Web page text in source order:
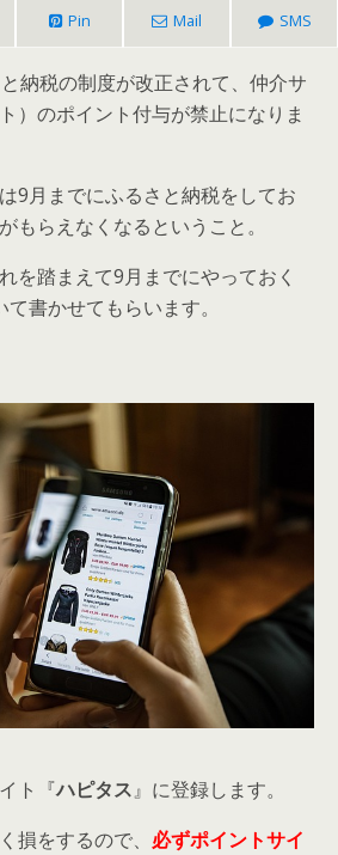
Pin Mail SMS
納税の制度が改正されて、仲介サ
）のポイント付与が禁止になりま
9月までにふるさと納税をしてお
もらえなくなるということ。
を踏まえて9月までにやっておく
書かせてもらいます。
ト『ハピタス』に登録します。
損をするので、 必ずポイントサイ